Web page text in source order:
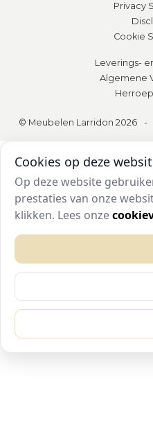
Privacy
Cookie
Leverings-
Algemene
© Meubelen Larridon 2026 -
Cookies op deze
Op deze website
prestaties van onze
klikken. Lees onze